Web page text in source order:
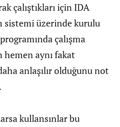
çalıştıkları için IDA
sistemi üzerinde kurulu
çalışma
hemen aynı fakat
anlaşılır olduğunu not
kullansınlar bu